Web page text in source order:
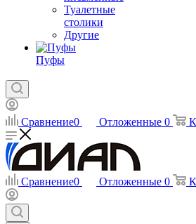
Туалетные
столики
Другие
Пуфы
Сравнение0 Отложенные 0
Сравнение0 Отложенные 0